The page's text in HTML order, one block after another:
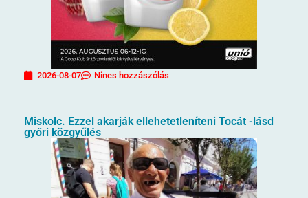
2026-08-07 Nincs hozzászólás
Miskolc. Ezzel akarják ellehetetleníteni Tocát -lásd
győri közgyűlés